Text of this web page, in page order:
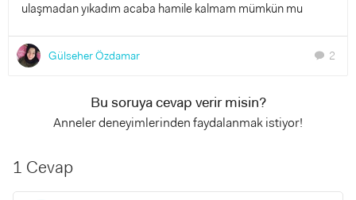
ulaşmadan yıkadım acaba hamile kalmam mümkün mu
Gülseher Özdamar chat 2
Bu soruya cevap verir misin?
Anneler deneyimlerinden faydalanmak istiyor!
1 Cevap